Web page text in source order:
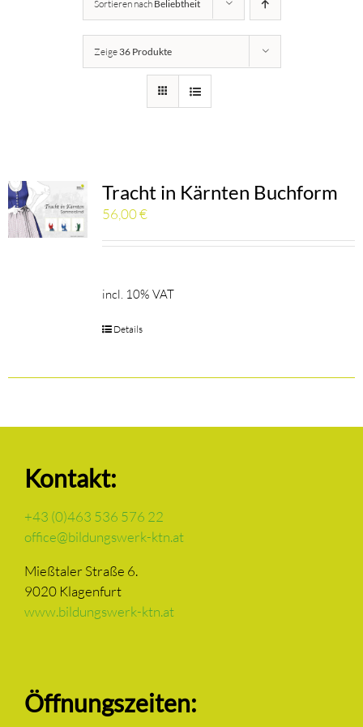
Kärntner Bildungswerk
Kontakt
Sortieren nach Beliebtheit
Zeige 36 Produkte
Tracht in Kärnten Buchform
56,00€
incl. 10% VAT
Details
Kontakt:
+43 (0)463 536 576 22
office@bildungswerk-ktn.at
Mießtaler Straße 6.
9020 Klagenfurt
www.bildungswerk-ktn.at
Öffnungszeiten: